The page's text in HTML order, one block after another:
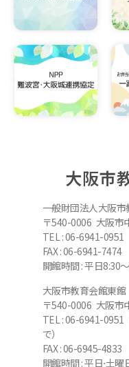
大阪市
一般財団法人大阪市
〒540-0006 大阪市
TEL : 06-6941-0951
FAX : 06-6941-7474
開館時間 : 平日8:30
大阪市教育会館東館
〒540-0006 大阪市
TEL : 06-6941-0951
で）
FAX : 06-6945-4833
開館時間 : 平日⋅土曜